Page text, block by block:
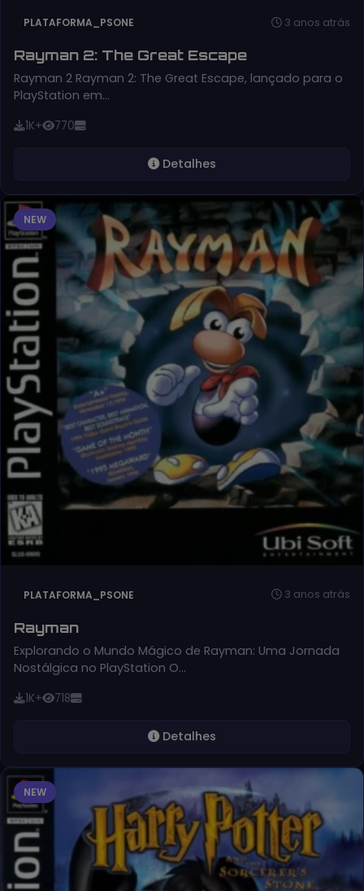
PLATAFORMA_PSONE 3 anos atrás
Rayman 2: The Great Escape
Rayman 2 Rayman 2: The Great Escape, lançado para o
PlayStation em…
1K+ 770
Detalhes
NEW
PLATAFORMA_PSONE 3 anos atrás
Rayman
Explorando o Mundo Mágico de Rayman: Uma Jornada
Nostálgica no PlayStation O…
1K+ 718
Detalhes
NEW